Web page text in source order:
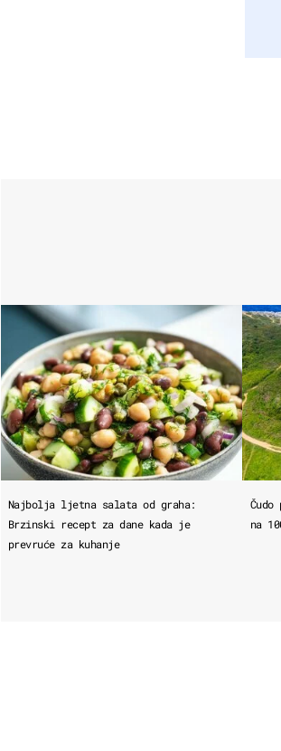
Najbolja ljetna salata od graha:
Brzinski recept za dane kada je
prevruće za kuhanje
na